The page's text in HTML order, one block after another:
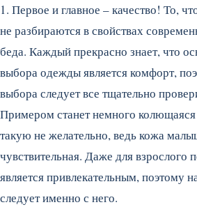
1. Первое и главное – качество! То,
не разбираются в свойствах
беда. Каждый прекрасно знает, что
выбора одежды является комфорт,
выбора следует все тщательно
Примером станет немного колющаяся
такую не желательно, ведь кожа
чувствительная. Даже для взрослого
является привлекательным, поэтому
следует именно с него.